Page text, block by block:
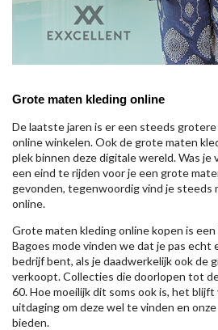
Grote maten kleding online
De laatste jaren is er een steeds
online winkelen. Ook de grote maten
plek binnen deze digitale wereld. Was je
een eind te rijden voor je een grote
gevonden, tegenwoordig vind je steeds
online.
Grote maten kleding online kopen is
Bagoes mode vinden we dat je pas echt
bedrijf bent, als je daadwerkelijk ook de
verkoopt. Collecties die doorlopen tot
60. Hoe moeilijk dit soms ook is, het
uitdaging om deze wel te vinden en
bieden.